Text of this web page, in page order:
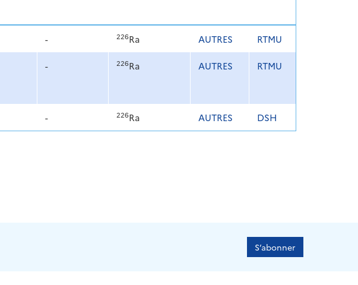
- 226Ra AUTRES RTMU
- 226Ra AUTRES RTMU
- 226Ra AUTRES DSH
S’abonner